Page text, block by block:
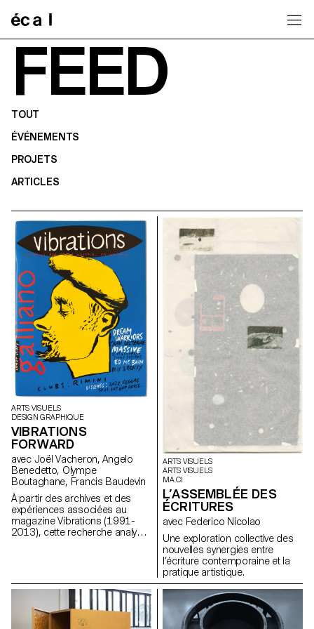
FEED
TOUT
ÉVÉNEMENTS
PROJETS
ARTICLES
ARTS VISUELS
DESIGN GRAPHIQUE
VIBRATIONS
FORWARD
avec Joël Vacheron, Angelo
Benedetto, Olympe
Boutaghane, Francis Baudevin
À partir des archives et des
expériences associées au
magazine Vibrations (1991-
2013), cette recherche analyse
pour communiquer à propos
des musiques populaires
aujourd’hui.
ARTS VISUELS
ARTS VISUELS
MA CI
L’ASSEMBLÉE DES
ÉCRITURES
avec Federico Nicolao
Une exploration collective des
nouvelles synergies entre
l’écriture contemporaine et la
pratique artistique.